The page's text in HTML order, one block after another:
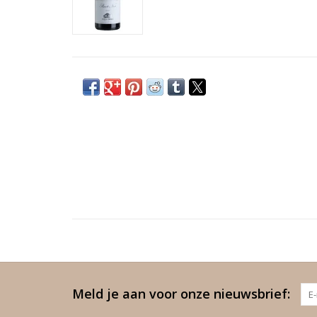
Meld je aan voor onze nieuwsbrief: